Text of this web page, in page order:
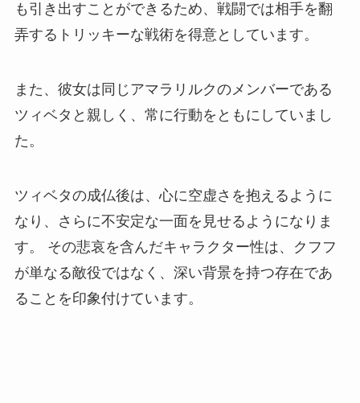
も引き出すことができるため、戦闘では相手を翻
弄するトリッキーな戦術を得意としています。
また、彼女は同じアマラリルクのメンバーである
ツィベタと親しく、常に行動をともにしていまし
た。
ツィベタの成仏後は、心に空虚さを抱えるように
なり、さらに不安定な一面を見せるようになりま
す。 その悲哀を含んだキャラクター性は、クフフ
が単なる敵役ではなく、深い背景を持つ存在であ
ることを印象付けています。